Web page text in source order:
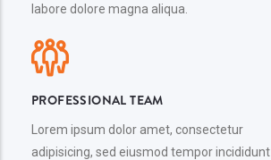
labore dolore magna aliqua.
PROFESSIONAL TEAM
Lorem ipsum dolor amet, consectetur
adipisicing, sed eiusmod tempor incididunt